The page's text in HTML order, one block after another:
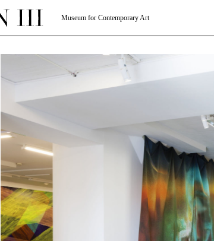
Museum for Contemporary Art